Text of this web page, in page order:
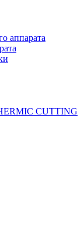
аппарата
CUTTING